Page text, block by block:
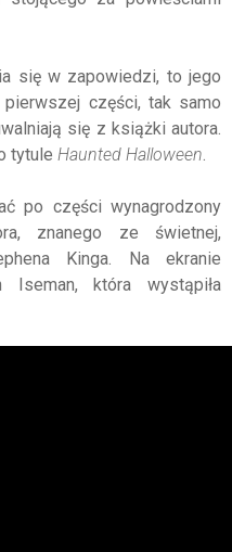
się w zapowiedzi, to jego
części, tak samo
się z książki autora.
tytule Haunted Halloween.
po części wynagrodzony
znanego ze świetnej,
Kinga. Na ekranie
Iseman, która wystąpiła